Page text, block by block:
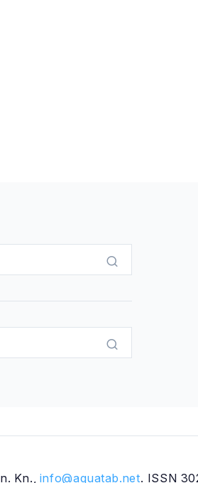
Kn.,info@aquatab.net. ISSN